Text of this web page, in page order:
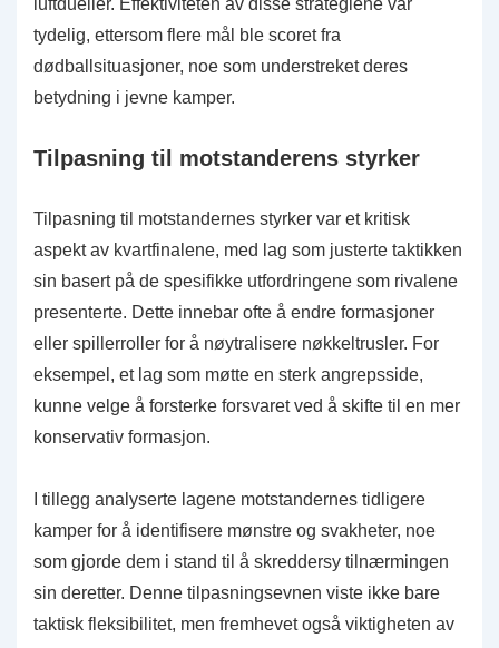
tydelig, ettersom flere mål ble scoret fra
dødballsituasjoner, noe som understreket deres
betydning i jevne kamper.
Tilpasning til motstanderens styrker
Tilpasning til motstandernes styrker var et kritisk
aspekt av kvartfinalene, med lag som justerte taktikken
sin basert på de spesifikke utfordringene som rivalene
presenterte. Dette innebar ofte å endre formasjoner
eller spillerroller for å nøytralisere nøkkeltrusler. For
eksempel, et lag som møtte en sterk angrepsside,
kunne velge å forsterke forsvaret ved å skifte til en mer
konservativ formasjon.
I tillegg analyserte lagene motstandernes tidligere
kamper for å identifisere mønstre og svakheter, noe
som gjorde dem i stand til å skreddersy tilnærmingen
sin deretter. Denne tilpasningsevnen viste ikke bare
taktisk fleksibilitet, men fremhevet også viktigheten av